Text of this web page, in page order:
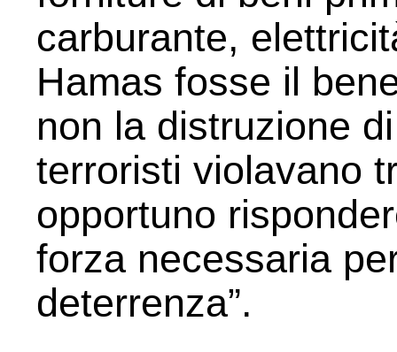
carburante,
Hamas fosse il
non la distruzione
terroristi violavano
opportuno
forza necessaria
deterrenza”.